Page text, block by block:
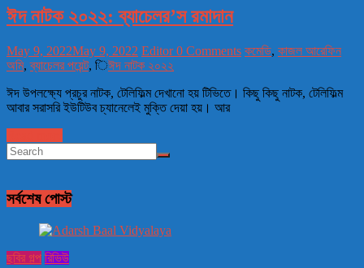
ঈদ নাটক ২০২২: ব্যাচেলর’স রমাদান
May 9, 2022May 9, 2022 Editor0 Comments কমেডি, কাজল আরেফিন
অমি,ব্যাচেলর পয়েন্ট,িঈদ নাটক ২০২২
ঈদ উপলক্ষ্যে প্রচুর নাটক, টেলিফিল্ম দেখানো হয় টিভিতে। কিছু কিছু নাটক, টেলিফিল্ম
আবার সরাসরি ইউটিউব চ্যানেলেই মুক্তি দেয়া হয়। আর
সর্বশেষ পোস্ট
ছবির গল্প রিভিউ